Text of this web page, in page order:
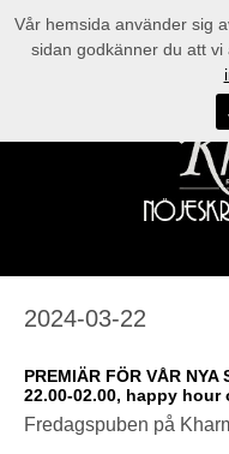
2024-03-22
PREMIÄR FÖR VÅR
22.00-02.00, happy
Fredagspuben på
Vår hemsida använder sig
sidan godkänner du att vi